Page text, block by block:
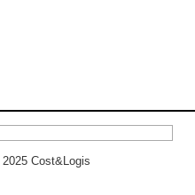
Cost&Logis